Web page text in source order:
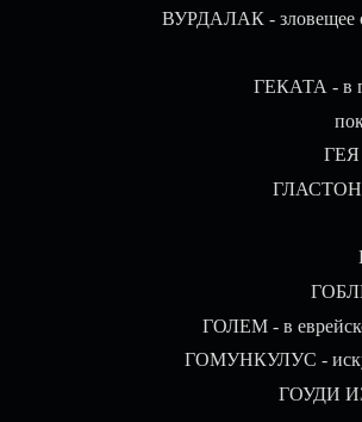
ВУРДАЛАК - зловещее
ГЕКАТА - в
ГЕЯ
ГОЛЕМ - в
ГОМУНКУЛУС -
ГОУДИ